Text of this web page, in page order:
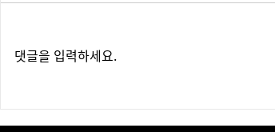
탄소 감축 사업 HIVE 이해관계
댓글을 입력하세요.